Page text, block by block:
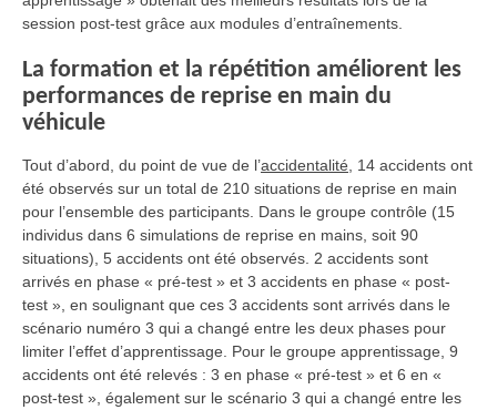
session post-test grâce aux modules d’entraînements.
La formation et la répétition améliorent les
performances de reprise en main du
véhicule
Tout d’abord, du point de vue de l’accidentalité , 14 accidents ont
été observés sur un total de 210 situations de reprise en main
pour l’ensemble des participants. Dans le groupe contrôle (15
individus dans 6 simulations de reprise en mains, soit 90
situations), 5 accidents ont été observés. 2 accidents sont
arrivés en phase « pré-test » et 3 accidents en phase « post-
test », en soulignant que ces 3 accidents sont arrivés dans le
scénario numéro 3 qui a changé entre les deux phases pour
limiter l’effet d’apprentissage. Pour le groupe apprentissage, 9
accidents ont été relevés : 3 en phase « pré-test » et 6 en «
post-test », également sur le scénario 3 qui a changé entre les